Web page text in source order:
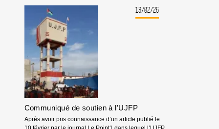
À
FRANCESCA
ALBANESE
13/02/26
Communiqué de soutien à l’UJFP
Après avoir pris connaissance d’un article publié le